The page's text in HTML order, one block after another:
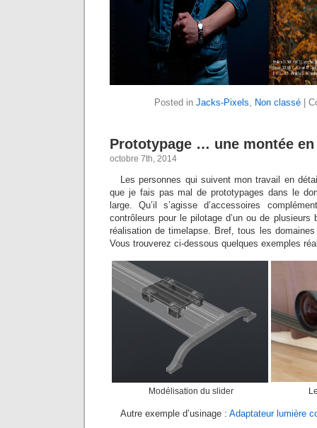
Posted in Jacks-Pixels, Non classé|
Prototypage … une montée
octobre 7th, 2014
Les personnes qui suivent mon travail en
que je fais pas mal de prototypages dans le
large. Qu’il s’agisse d’accessoires
contrôleurs pour le pilotage d’un ou de
réalisation de timelapse. Bref, tous les
Vous trouverez ci-dessous quelques exemples
Modélisation du slider
Autre exemple d’usinage : Adaptateur lumière